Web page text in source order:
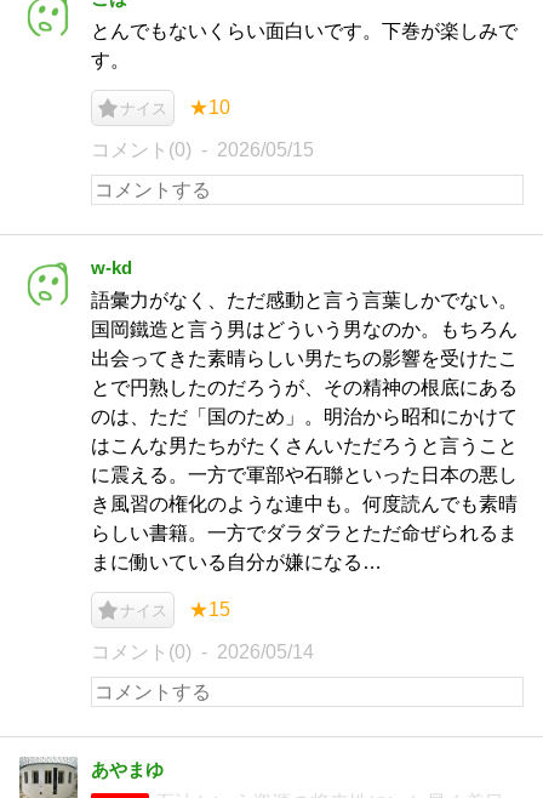
とんでもないくらい面白いです。下巻が楽しみで
す。
ナイス ★10
コメント(0) 2026/05/15
w-kd
語彙力がなく、ただ感動と言う言葉しかでない。
国岡鐵造と言う男はどういう男なのか。もちろん
出会ってきた素晴らしい男たちの影響を受けたこ
とで円熟したのだろうが、その精神の根底にある
のは、ただ「国のため」。明治から昭和にかけて
はこんな男たちがたくさんいただろうと言うこと
に震える。一方で軍部や石聯といった日本の悪し
き風習の権化のような連中も。何度読んでも素晴
らしい書籍。一方でダラダラとただ命ぜられるま
まに働いている自分が嫌になる…
ナイス ★15
コメント(0) 2026/05/14
あやまゆ